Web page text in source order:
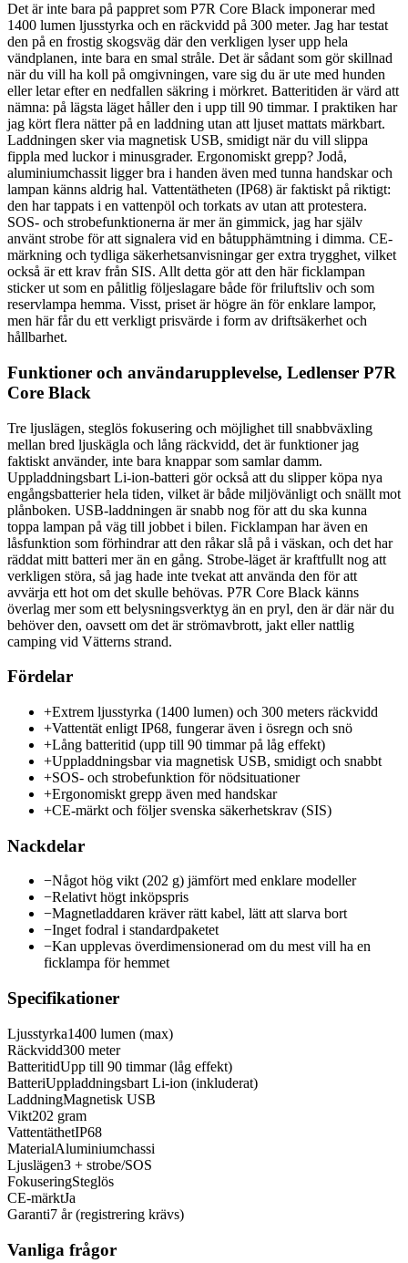
Det är inte bara på pappret som P7R Core Black imponerar med
1400 lumen ljusstyrka och en räckvidd på 300 meter. Jag har testat
den på en frostig skogsväg där den verkligen lyser upp hela
vändplanen, inte bara en smal stråle. Det är sådant som gör skillnad
när du vill ha koll på omgivningen, vare sig du är ute med hunden
eller letar efter en nedfallen säkring i mörkret. Batteritiden är värd att
nämna: på lägsta läget håller den i upp till 90 timmar. I praktiken har
jag kört flera nätter på en laddning utan att ljuset mattats märkbart.
Laddningen sker via magnetisk USB, smidigt när du vill slippa
fippla med luckor i minusgrader. Ergonomiskt grepp? Jodå,
aluminiumchassit ligger bra i handen även med tunna handskar och
lampan känns aldrig hal. Vattentätheten (IP68) är faktiskt på riktigt:
den har tappats i en vattenpöl och torkats av utan att protestera.
SOS- och strobefunktionerna är mer än gimmick, jag har själv
använt strobe för att signalera vid en båtupphämtning i dimma. CE-
märkning och tydliga säkerhetsanvisningar ger extra trygghet, vilket
också är ett krav från SIS. Allt detta gör att den här ficklampan
sticker ut som en pålitlig följeslagare både för friluftsliv och som
reservlampa hemma. Visst, priset är högre än för enklare lampor,
men här får du ett verkligt prisvärde i form av driftsäkerhet och
hållbarhet.
Funktioner och användarupplevelse, Ledlenser P7R
Core Black
Tre ljuslägen, steglös fokusering och möjlighet till snabbväxling
mellan bred ljuskägla och lång räckvidd, det är funktioner jag
faktiskt använder, inte bara knappar som samlar damm.
Uppladdningsbart Li-ion-batteri gör också att du slipper köpa nya
engångsbatterier hela tiden, vilket är både miljövänligt och snällt mot
plånboken. USB-laddningen är snabb nog för att du ska kunna
toppa lampan på väg till jobbet i bilen. Ficklampan har även en
låsfunktion som förhindrar att den råkar slå på i väskan, och det har
räddat mitt batteri mer än en gång. Strobe-läget är kraftfullt nog att
verkligen störa, så jag hade inte tvekat att använda den för att
avvärja ett hot om det skulle behövas. P7R Core Black känns
överlag mer som ett belysningsverktyg än en pryl, den är där när du
behöver den, oavsett om det är strömavbrott, jakt eller nattlig
camping vid Vätterns strand.
Fördelar
+Extrem ljusstyrka (1400 lumen) och 300 meters räckvidd
+Vattentät enligt IP68, fungerar även i ösregn och snö
+Lång batteritid (upp till 90 timmar på låg effekt)
+Uppladdningsbar via magnetisk USB, smidigt och snabbt
+SOS- och strobefunktion för nödsituationer
+Ergonomiskt grepp även med handskar
+CE-märkt och följer svenska säkerhetskrav (SIS)
Nackdelar
−Något hög vikt (202 g) jämfört med enklare modeller
−Relativt högt inköpspris
−Magnetladdaren kräver rätt kabel, lätt att slarva bort
−Inget fodral i standardpaketet
−Kan upplevas överdimensionerad om du mest vill ha en
ficklampa för hemmet
Specifikationer
Ljusstyrka1400 lumen (max)
Räckvidd300 meter
BatteritidUpp till 90 timmar (låg effekt)
BatteriUppladdningsbart Li-ion (inkluderat)
LaddningMagnetisk USB
Vikt202 gram
VattentäthetIP68
MaterialAluminiumchassi
Ljuslägen3 + strobe/SOS
FokuseringSteglös
CE-märktJa
Garanti7 år (registrering krävs)
Vanliga frågor